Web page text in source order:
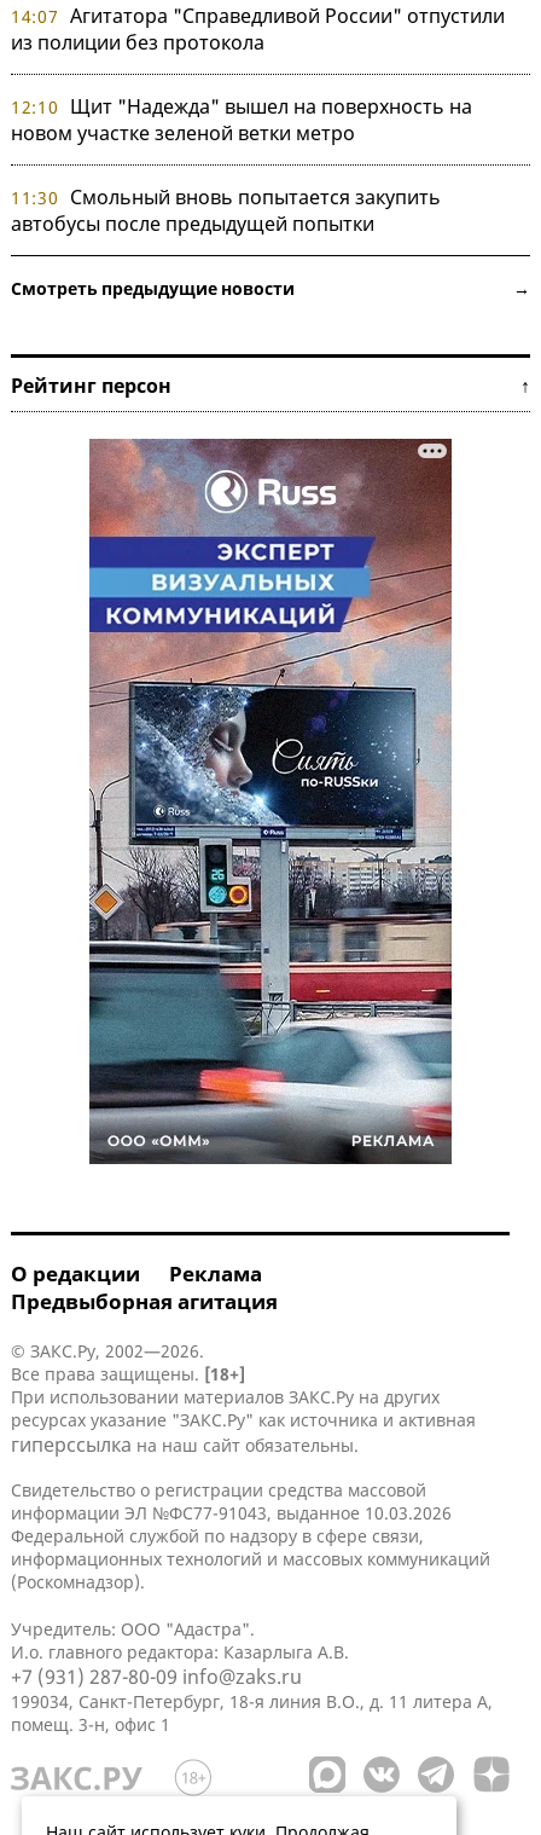
14:07 Агитатора "Справедливой России" отпустили
из полиции без протокола
12:10
Щит "Надежда" вышел на поверхность на
новом участке зеленой ветки метро
11:30
Смольный вновь попытается закупить
автобусы после предыдущей попытки
Смотреть предыдущие новости →
Рейтинг персон ↑
О редакции
Реклама
Предвыборная агитация
© ЗАКС.Ру, 2002—2026.
Все права защищены. [18+]
При использовании материалов ЗАКС.Ру на других
ресурсах указание "ЗАКС.Ру" как источника и активная
гиперссылка на наш сайт обязательны.
Свидетельство о регистрации средства массовой
информации ЭЛ №ФС77-91043, выданное 10.03.2026
Федеральной службой по надзору в сфере связи,
информационных технологий и массовых коммуникаций
(Роскомнадзор).
Учредитель: ООО "Адастра".
И.о. главного редактора: Казарлыга А.В.
+7 (931) 287-80-09 info@zaks.ru
199034, Санкт-Петербург, 18-я линия В.О., д. 11 литера А,
помещ. 3-н, офис 1